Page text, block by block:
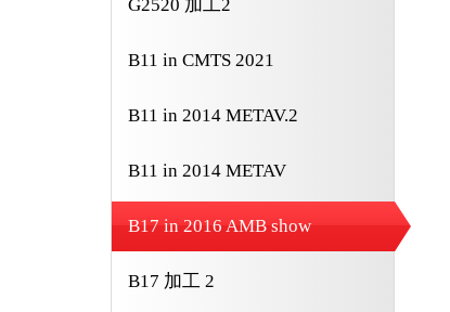
G2520 加工2
B11 in CMTS 2021
B11 in 2014 METAV.2
B11 in 2014 METAV
B17 in 2016 AMB show
B17 加工 2